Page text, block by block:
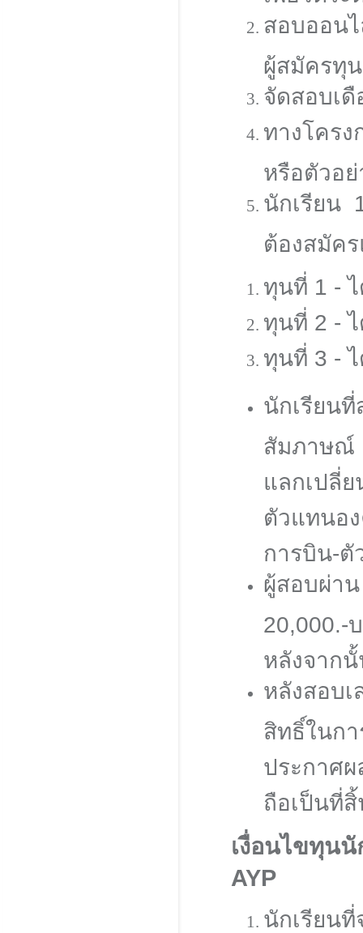
สอบออน
ผู้สมัครทุ
จัดสอบเ
ทางโคร
หรือตัวอ
นักเรียน
ต้องสมัค
ทุนที่ 1 -
ทุนที่ 2 -
ทุนที่ 3 -
นักเรีย
สัมภาษณ์
แลกเปลี่
ตัวแทนอ
การบิน-ตั
ผู้สอบผ่า
หลังจาก
หลังสอบ
สิทธิ์ใน
ประกาศ
ถือเป็นที่
เงื่อนไขทุน
AYP
นักเรียน